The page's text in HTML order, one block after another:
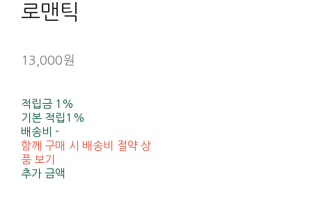
로맨틱
13,000원
적립금 1%
기본 적립 1%
배송비-
함께 구매 시 배송비 절약 상
품 보기
추가 금액